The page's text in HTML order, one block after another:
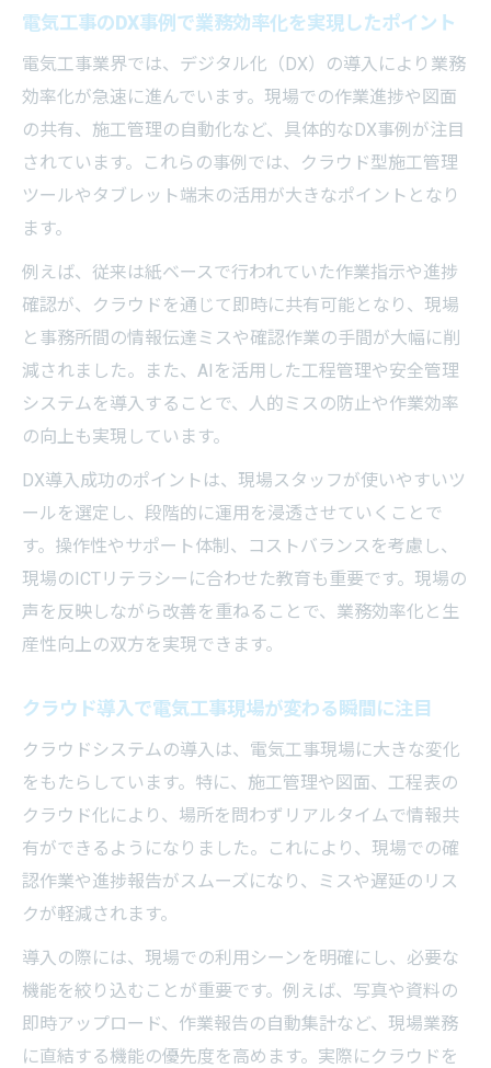
電気工事のDX事例で業務効率化を実現したポイント
電気工事業界では、デジタル化（DX）の導入により業務
効率化が急速に進んでいます。現場での作業進捗や図面
の共有、施工管理の自動化など、具体的なDX事例が注目
されています。これらの事例では、クラウド型施工管理
ツールやタブレット端末の活用が大きなポイントとなり
ます。
例えば、従来は紙ベースで行われていた作業指示や進捗
確認が、クラウドを通じて即時に共有可能となり、現場
と事務所間の情報伝達ミスや確認作業の手間が大幅に削
減されました。また、AIを活用した工程管理や安全管理
システムを導入することで、人的ミスの防止や作業効率
の向上も実現しています。
DX導入成功のポイントは、現場スタッフが使いやすいツ
ールを選定し、段階的に運用を浸透させていくことで
す。操作性やサポート体制、コストバランスを考慮し、
現場のICTリテラシーに合わせた教育も重要です。現場の
声を反映しながら改善を重ねることで、業務効率化と生
産性向上の双方を実現できます。
クラウド導入で電気工事現場が変わる瞬間に注目
クラウドシステムの導入は、電気工事現場に大きな変化
をもたらしています。特に、施工管理や図面、工程表の
クラウド化により、場所を問わずリアルタイムで情報共
有ができるようになりました。これにより、現場での確
認作業や進捗報告がスムーズになり、ミスや遅延のリス
クが軽減されます。
導入の際には、現場での利用シーンを明確にし、必要な
機能を絞り込むことが重要です。例えば、写真や資料の
即時アップロード、作業報告の自動集計など、現場業務
に直結する機能の優先度を高めます。実際にクラウドを